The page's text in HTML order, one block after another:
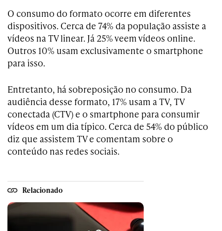
O consumo do formato ocorre em diferentes
dispositivos. Cerca de 74% da população assiste a
vídeos na TV linear. Já 25% veem vídeos online.
Outros 10% usam exclusivamente o smartphone
para isso.
Entretanto, há sobreposição no consumo. Da
audiência desse formato, 17% usam a TV, TV
conectada (CTV) e o smartphone para consumir
vídeos em um dia típico. Cerca de 54% do público
diz que assistem TV e comentam sobre o
conteúdo nas redes sociais.
Relacionado